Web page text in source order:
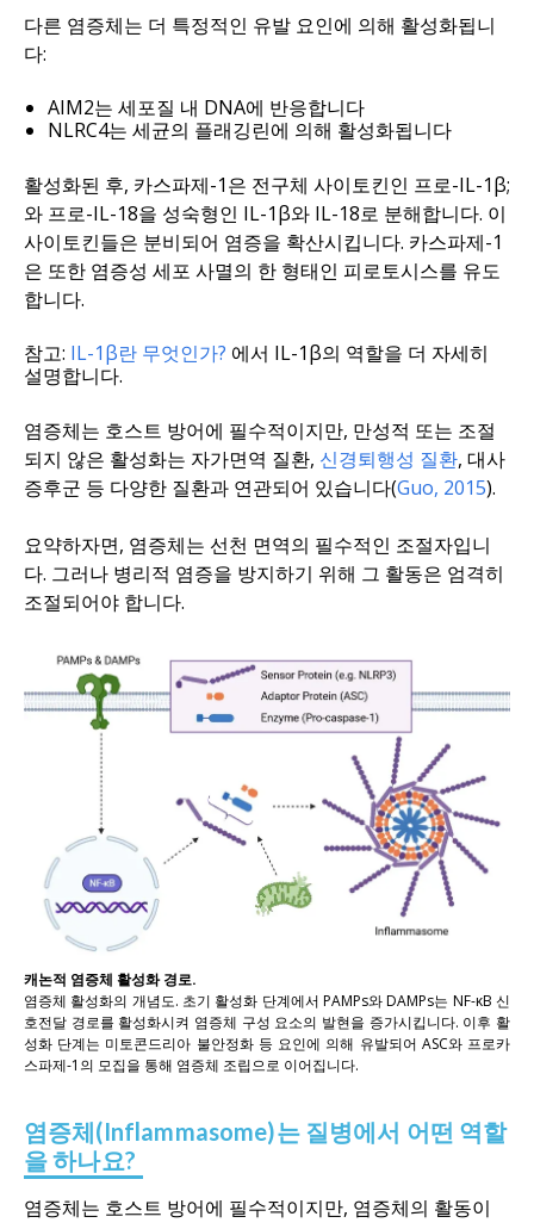
다른 염증체는 더 특정적인 유발 요인에 의해 활성화됩니
다:
AIM2는 세포질 내 DNA에 반응합니다
NLRC4는 세균의 플래깅린에 의해 활성화됩니다
활성화된 후, 카스파제-1은 전구체 사이토킨인 프로-IL-1β;
와 프로-IL-18을 성숙형인 IL-1β와 IL-18로 분해합니다. 이
사이토킨들은 분비되어 염증을 확산시킵니다. 카스파제-1
은 또한 염증성 세포 사멸의 한 형태인 피로토시스를 유도
합니다.
참고: IL-1β란 무엇인가? 에서 IL-1β의 역할을 더 자세히
설명합니다.
염증체는 호스트 방어에 필수적이지만, 만성적 또는 조절
되지 않은 활성화는 자가면역 질환, 신경퇴행성 질환, 대사
증후군 등 다양한 질환과 연관되어 있습니다(Guo, 2015).
요약하자면, 염증체는 선천 면역의 필수적인 조절자입니
다. 그러나 병리적 염증을 방지하기 위해 그 활동은 엄격히
조절되어야 합니다.
캐논적 염증체 활성화 경로.
염증체 활성화의 개념도. 초기 활성화 단계에서 PAMPs와 DAMPs는 NF-κB 신
호전달 경로를 활성화시켜 염증체 구성 요소의 발현을 증가시킵니다. 이후 활
성화 단계는 미토콘드리아 불안정화 등 요인에 의해 유발되어 ASC와 프로카
스파제-1의 모집을 통해 염증체 조립으로 이어집니다.
염증체(Inflammasome)는 질병에서 어떤 역할
을 하나요?
염증체는 호스트 방어에 필수적이지만, 염증체의 활동이